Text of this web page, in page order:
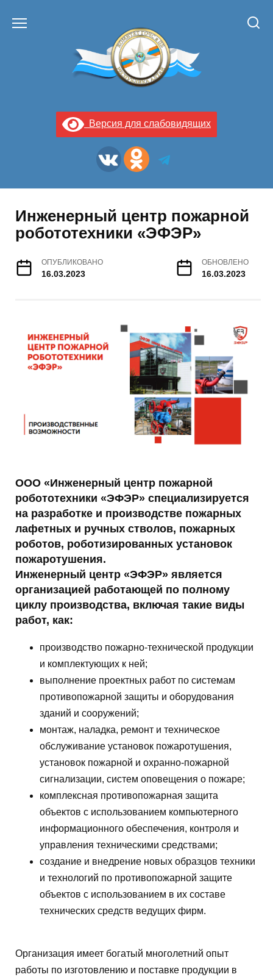
Версия для слабовидящих
Инженерный центр пожарной
робототехники «ЭФЭР»
ОПУБЛИКОВАНО
16.03.2023
ОБНОВЛЕНО
16.03.2023
ООО «Инженерный центр пожарной
робототехники «ЭФЭР» специализируется
на разработке и производстве пожарных
лафетных и ручных стволов, пожарных
роботов, роботизированных установок
пожаротушения.
Инженерный центр «ЭФЭР» является
организацией работающей по полному
циклу производства, включая такие виды
работ, как:
производство пожарно-технической продукции
и комплектующих к ней;
выполнение проектных работ по системам
противопожарной защиты и оборудования
зданий и сооружений;
монтаж, наладка, ремонт и техническое
обслуживание установок пожаротушения,
установок пожарной и охранно-пожарной
сигнализации, систем оповещения о пожаре;
комплексная противопожарная защита
объектов с использованием компьютерного
информационного обеспечения, контроля и
управления техническими средствами;
создание и внедрение новых образцов техники
и технологий по противопожарной защите
объектов с использованием в их составе
технических средств ведущих фирм.
Организация имеет богатый многолетний опыт
работы по изготовлению и поставке продукции в